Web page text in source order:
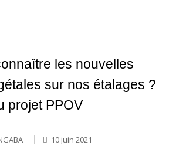
les nouvelles
sur nos étalages ?
projet PPOV
10 juin 2021